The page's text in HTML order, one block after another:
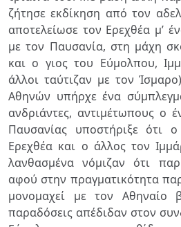
ζήτησε εκδίκηση από τον
αποτελείωσε τον Ερεχθέα μ’
με τον Παυσανία, στη μάχη
και ο γιος του Εύμολπου,
άλλοι ταύτιζαν με τον
Αθηνών υπήρχε ένα
ανδριάντες, αντιμέτωπους ο
Παυσανίας υποστήριξε ότι
Ερεχθέα και ο άλλος τον
λανθασμένα νόμιζαν ότι
αφού στην πραγματικότητα
μονομαχεί με τον Αθηναίο
παραδόσεις απέδιδαν στον